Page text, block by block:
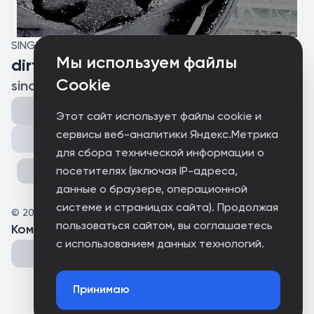
Мы используем файлы
Cookie
Этот сайт использует файлы cookie и
сервисы веб-аналитики Яндекс.Метрика
для сбора технической информации о
посетителях (включая IP-адреса,
данные о браузере, операционной
системе и страницах сайта). Продолжая
пользоваться сайтом, вы соглашаетесь
с использованием данных технологий.
Принимаю
SINGLE
dirt
sinai
Поделиться
© 2026 eenemies
Комментарии(0 )